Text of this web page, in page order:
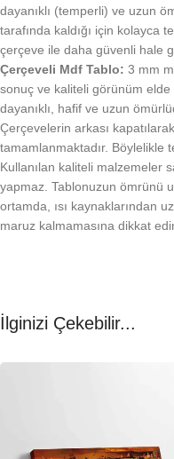
dayanıklı (temperli) ve uzun
tarafında kaldığı için kolayca
çerçeve ile daha güvenli hale
Çerçeveli Mdf Tablo: 3 mm
sonuç ve kaliteli görünüm elde
dayanıklı, hafif ve uzun
Çerçevelerin arkası
tamamlanmaktadır. Böylelikle
Kullanılan kaliteli malzemeler
yapmaz. Tablonuzun ömrünü
ortamda, ısı kaynaklarından
maruz kalmamasına dikkat
İlginizi Çekebilir...